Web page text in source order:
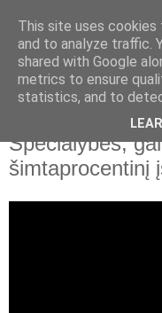
2022 m. birželio 14
LR švietimo,
Specialybės,
šimtaprocentinį
This site uses
and to analyze traffic.
shared with Google
metrics to ensure
statistics, and to